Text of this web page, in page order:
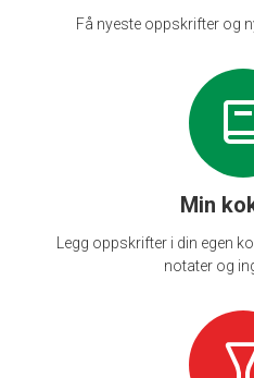
Få nyeste oppskrifter og
Min
Legg oppskrifter i din egen
notater og